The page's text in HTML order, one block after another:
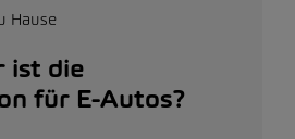
Hause
ist die
für E-Autos?